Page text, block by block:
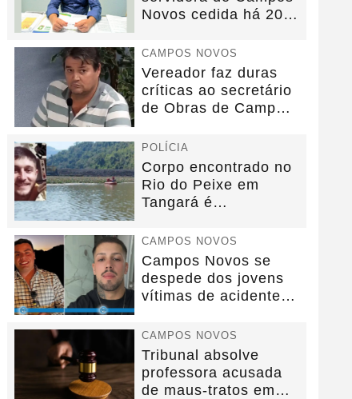
Novos cedida há 20
CAMPOS NOVOS
Vereador faz duras
críticas ao secretário
de Obras de Campos
POLÍCIA
Corpo encontrado no
Rio do Peixe em
Tangará é
CAMPOS NOVOS
Campos Novos se
despede dos jovens
vítimas de acidente
CAMPOS NOVOS
Tribunal absolve
professora acusada
de maus-tratos em